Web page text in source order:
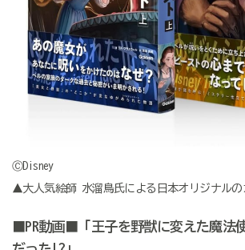
ⒸDisney
▲大人気絵師 水溜鳥氏による日本オリジナルの
■PR動画■「王子を野獣に変えた魔法